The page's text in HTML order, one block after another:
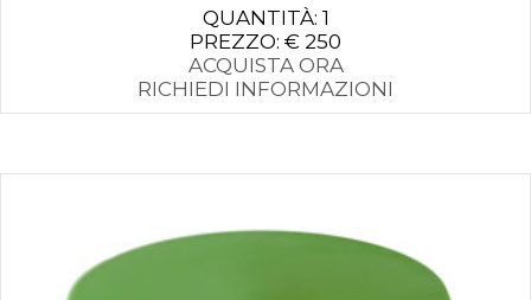
QUANTITÀ: 1
PREZZO: € 250
ACQUISTA ORA
RICHIEDI INFORMAZIONI